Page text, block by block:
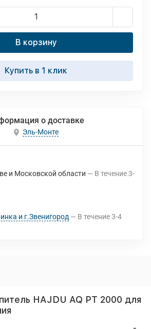
В корзину
Купить в 1 клик
о доставке
Эль-Монте
и Московской области В течение3-
и г.Звенигород В течение3-4
HAJDU AQ PT 2000 для